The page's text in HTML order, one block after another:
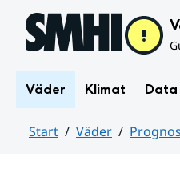
Hoppa till sidans innehåll
Väder Klimat Data
Start Väder